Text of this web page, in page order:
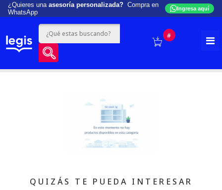
¿Quieres una asesoría personalizada? Compra en
WhatsApp
Ingresa aquí
#
QUIZÁS TE PUEDA INTERESAR